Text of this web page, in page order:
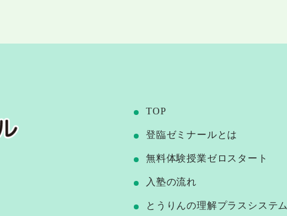
TOP
登臨ゼミナールとは
無料体験授業ゼロスタート
⼊塾の流れ
とうりんの理解プラスシステム